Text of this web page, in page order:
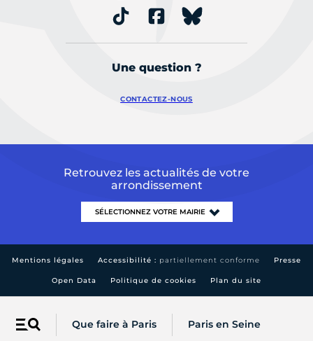
Menu Que faire à Paris Paris en Seine
Une question ?
CONTACTEZ-NOUS
Retrouvez les actualités de votre
arrondissement
Mentions légales Accessibilité : partiellement conforme Presse
Open Data Politique de cookies Plan du site